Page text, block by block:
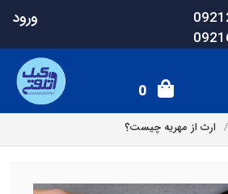
ورود
0
ارث از مهریه چیست؟